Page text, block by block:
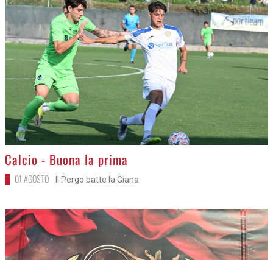
>
Calcio - Buona la prima
01 AGOSTO Il Pergo batte la Giana